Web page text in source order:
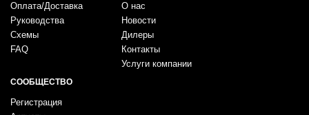
Оплата/Доставка
Руководства
Схемы
FAQ
О нас
Новости
Дилеры
Контакты
Услуги компании
СООБЩЕСТВО
Регистрация